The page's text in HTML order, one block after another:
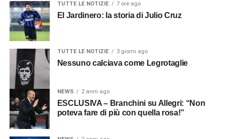
TUTTE LE NOTIZIE 7 ore ago
El Jardinero: la storia di Julio Cruz
TUTTE LE NOTIZIE 3 giorni ago
Nessuno calciava come Legrotaglie
NEWS 2 anni ago
ESCLUSIVA – Branchini su Allegri: “Non
poteva fare di più con quella rosa!”